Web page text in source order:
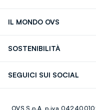
IL MONDO OVS
Giftcard
SOSTENIBILITÀ
SEGUICI SUI SOCIAL
OVS S.p.A, p.iva